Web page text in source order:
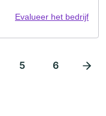
Evalueer het bedrijf
5 6